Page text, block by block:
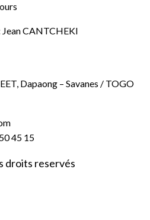
Jean CANTCHEKI
Dapaong – Savanes / TOGO
45 15
droits reservés